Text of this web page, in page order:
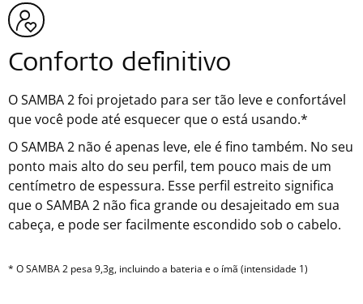
Conforto definitivo
O SAMBA 2 foi projetado para ser tão leve e confortável
que você pode até esquecer que o está usando.*
O SAMBA 2 não é apenas leve, ele é fino também. No seu
ponto mais alto do seu perfil, tem pouco mais de um
centímetro de espessura. Esse perfil estreito significa
que o SAMBA 2 não fica grande ou desajeitado em sua
cabeça, e pode ser facilmente escondido sob o cabelo.
* O SAMBA 2 pesa 9,3g, incluindo a bateria e o ímã (intensidade 1)